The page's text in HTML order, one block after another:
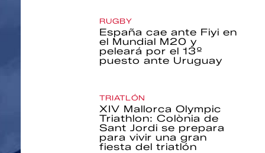
RUGBY
España cae ante Fiyi en
el Mundial M20 y
peleará por el 13º
puesto ante Uruguay
TRIATLÓN
XIV Mallorca Olympic
Triathlon: Colònia de
Sant Jordi se prepara
para vivir una gran
fiesta del triatlón